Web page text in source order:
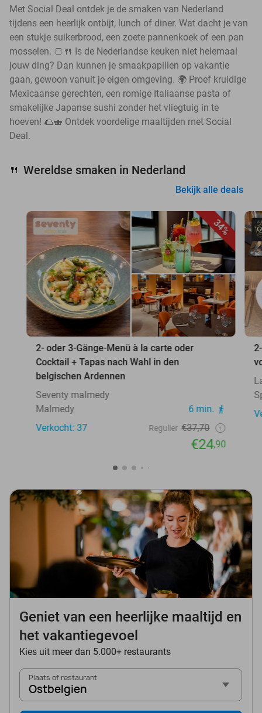
Met Social Deal ontdek je de smaken van Nederland
tijdens een heerlijk ontbijt, lunch of diner. Wat dacht je van
een stukje suikerbrood, een zoete pannenkoek of een pan
mosselen. 🍞🍴 Is de Nederlandse keuken niet helemaal
jouw ding? Dan kunnen je smaakpapillen op vakantie
gaan, gewoon vanuit je eigen omgeving. 🌍 Proef kruidige
Mexicaanse gerechten, een romige Italiaanse pasta of
smakelijke Japanse sushi zonder het vliegtuig in te
hoeven! 🌮🍣 Ontdek voordelige maaltijden met Social
Deal.
🍴 Wereldse smaken in Nederland
Bekijk alle deals
34%
2- oder 3-Gänge-Menü à la carte oder
Cocktail + Tapas nach Wahl in den
belgischen Ardennen
Seventy malmedy
Malmedy
6 min.
Verkocht: 37
Regulier €37,70
€24,90
Geniet van een heerlijke maaltijd en
het vakantiegevoel
Kies uit meer dan 5.000+ restaurants
Plaats of restaurant
Ostbelgien